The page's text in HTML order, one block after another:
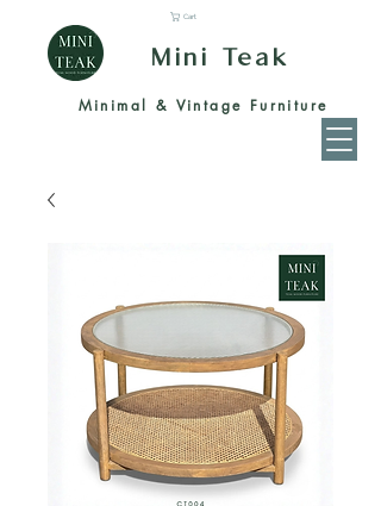
Mini Teak
Minimal & Vintage Furniture
Cart